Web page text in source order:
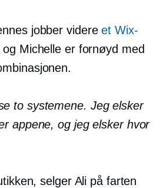
jobber videreet Wix-
og Michelle er fornøyd med
to systemene. Jeg elsker
appene, og jeg elsker hvor
selger Ali på farten